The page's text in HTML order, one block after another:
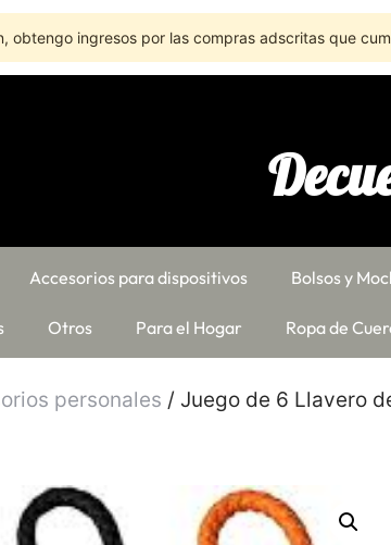
obtengo ingresos por las compras adscritas que
Accesorios para dispositivos Bolsos y
Otros Para el Hogar Ropa de
personales / Juego de 6 Llavero